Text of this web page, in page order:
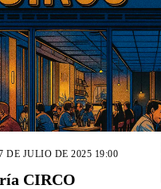
DE JULIO DE 2025 19:00
CIRCO